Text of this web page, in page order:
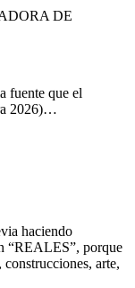
DE
fuente que el
2026)…
haciendo
“REALES”, porque
arte,